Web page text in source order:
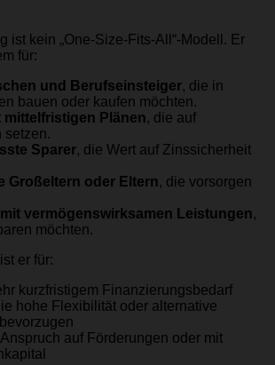
ist kein „One-Size-Fits-All“-Modell. Er
für:
und Berufseinsteiger, die in
bauen oder kaufen möchten.
mittelfristigen Plänen, die auf
setzen.
Sparer, die Wert auf Zinssicherheit
Großeltern oder Eltern, die vorsorgen
vermögenswirksamen Leistungen,
möchten.
er für:
kurzfristigem Finanzierungsbedarf
hohe Flexibilität oder alternative
auf Förderungen oder mit